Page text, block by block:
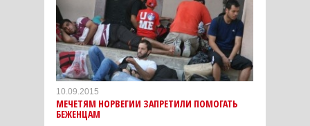
10.09.2015
МЕЧЕТЯМ НОРВЕГИИ ЗАПРЕТИЛИ ПОМОГАТЬ
БЕЖЕНЦАМ